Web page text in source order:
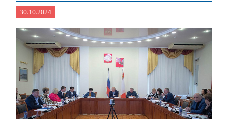
30.10.2024